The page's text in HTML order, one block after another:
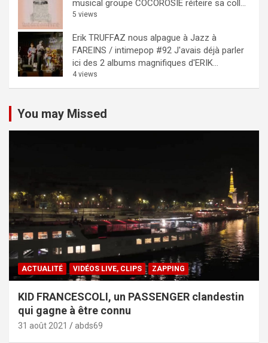
musical groupe COCOROSIE réiteire sa coll...
5 views
Erik TRUFFAZ nous alpague à Jazz à
FAREINS / intimepop #92 J'avais déjà parler
ici des 2 albums magnifiques d'ERIK...
4 views
You may Missed
ACTUALITÉ VIDÉOS LIVE, CLIPS ZAPPING
KID FRANCESCOLI, un PASSENGER clandestin
qui gagne à être connu
31 août 2021 abds69